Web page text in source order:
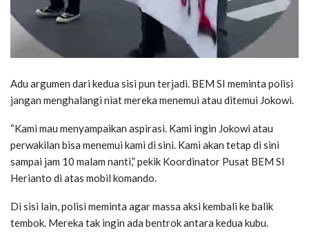
Adu argumen dari kedua sisi pun terjadi. BEM SI meminta polisi
jangan menghalangi niat mereka menemui atau ditemui Jokowi.
“Kami mau menyampaikan aspirasi. Kami ingin Jokowi atau
perwakilan bisa menemui kami di sini. Kami akan tetap di sini
sampai jam 10 malam nanti,” pekik Koordinator Pusat BEM SI
Herianto di atas mobil komando.
Di sisi lain, polisi meminta agar massa aksi kembali ke balik
tembok. Mereka tak ingin ada bentrok antara kedua kubu.